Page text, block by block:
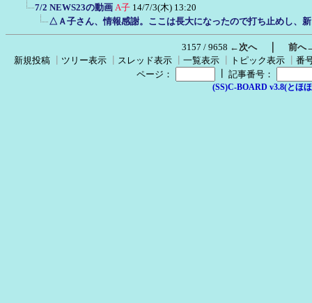
7/2 NEWS23の動画 A子 14/7/3(木) 13:20
△Ａ子さん、情報感謝。ここは長大になったので打ち止めし、
3157 / 9658 ←次へ｜ 前へ
新規投稿
ツリー表示 スレッド表示 一覧表示 トピック表示
番
ページ：
記事番号：
(SS)C-BOARD v3.8(とほ